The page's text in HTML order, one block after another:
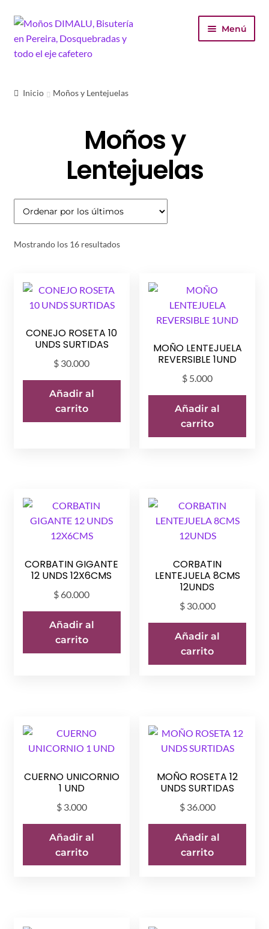
Ir
a
la
Ir
al
contenido
Menú
Finalizar compra
Inicio Moños y Lentejuelas
Moños y
Lentejuelas
Mostrando los 16 resultadosOrdenado
CONEJO ROSETA 10
UNDS SURTIDAS
$ 30.000
Añadir al
carrito
MOÑO LENTEJUELA
REVERSIBLE 1UND
$ 5.000
Añadir al
carrito
CORBATIN GIGANTE
12 UNDS 12X6CMS
$ 60.000
Añadir al
carrito
CORBATIN
LENTEJUELA 8CMS
12UNDS
$30.000
Añadir al
carrito
CUERNO UNICORNIO
1 UND
$3.000
Añadir al
carrito
MOÑO ROSETA 12
UNDS SURTIDAS
$36.000
Añadir al
carrito